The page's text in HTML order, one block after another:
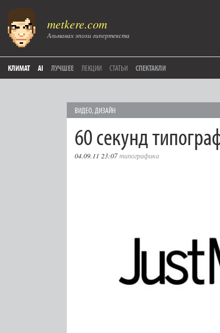
metkere.com
Альманах эпохи гипертекста
КЛИМАТ AI ЛУЧШЕЕ ЛЕКЦИИ СТАТЬИ СПЕКТАКЛИ
ВИДЕО,ДИЗАЙН
60 секунд
04.09.11 23:07 типографика